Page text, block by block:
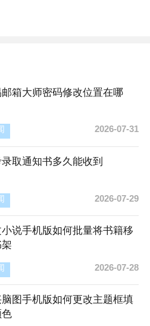
邮箱大师密码修改位置在哪
2026-07-31
取通知书多久能收到
2026-07-29
说手机版如何批量将书籍移
2026-07-28
图手机版如何更改主题框填